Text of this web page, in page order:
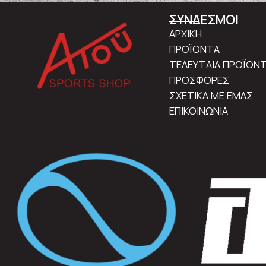
ΣΥΝΔΕΣΜΟΙ
ΑΡΧΙΚΗ
ΠΡΟΪΟΝΤΑ
ΤΕΛΕΥΤΑΙΑ
ΠΡΟΣΦΟΡΕΣ
ΣΧΕΤΙΚΑ ΜΕ ΕΜΑΣ
ΕΠΙΚΟΙΝΩΝΙΑ